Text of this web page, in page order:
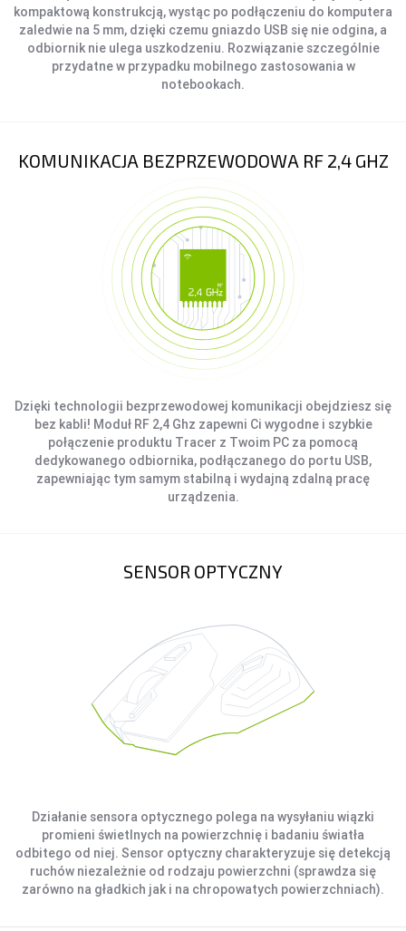
AKCESORIA SAMOCHODOWE
ALKOMATY
ŁADOWARKI
kompaktową konstrukcją, wystąc po podłączeniu do komputera
zaledwie na 5 mm, dzięki czemu gniazdo USB się nie odgina, a
odbiornik nie ulega uszkodzeniu. Rozwiązanie szczególnie
przydatne w przypadku mobilnego zastosowania w
notebookach.
KOMUNIKACJA BEZPRZEWODOWA RF 2,4 GHZ
Dzięki technologii bezprzewodowej komunikacji obejdziesz się
bez kabli! Moduł RF 2,4 Ghz zapewni Ci wygodne i szybkie
połączenie produktu Tracer z Twoim PC za pomocą
dedykowanego odbiornika, podłączanego do portu USB,
zapewniając tym samym stabilną i wydajną zdalną pracę
urządzenia.
SENSOR OPTYCZNY
Działanie sensora optycznego polega na wysyłaniu wiązki
promieni świetlnych na powierzchnię i badaniu światła
odbitego od niej. Sensor optyczny charakteryzuje się detekcją
ruchów niezależnie od rodzaju powierzchni (sprawdza się
zarówno na gładkich jak i na chropowatych powierzchniach).